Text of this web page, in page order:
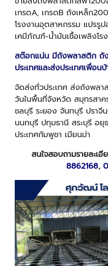
เกรดA, เกรดB ถังเหล็ก
โรงงานอุตสาหกรรม แปรรู
เคมีภัณฑ์-น้ำมันเชื้อเพลิงโร
สต๊อกแน่น มีถังพลาสติก ถั
ประเทศและส่งประเทศเพื่อน
จัดส่งทั่วประเทศ ส่งถังพล
วันในพื้นที่จังหวัด สมุทรสาค
ชลบุรี ระยอง จันทบุรี ปราจี
นนทบุรี ปทุมธานี สระบุรี อยุ
ประเทศกัมพูชา เมียนม่า
สนใจสอบถามรายละเอี
8862168,